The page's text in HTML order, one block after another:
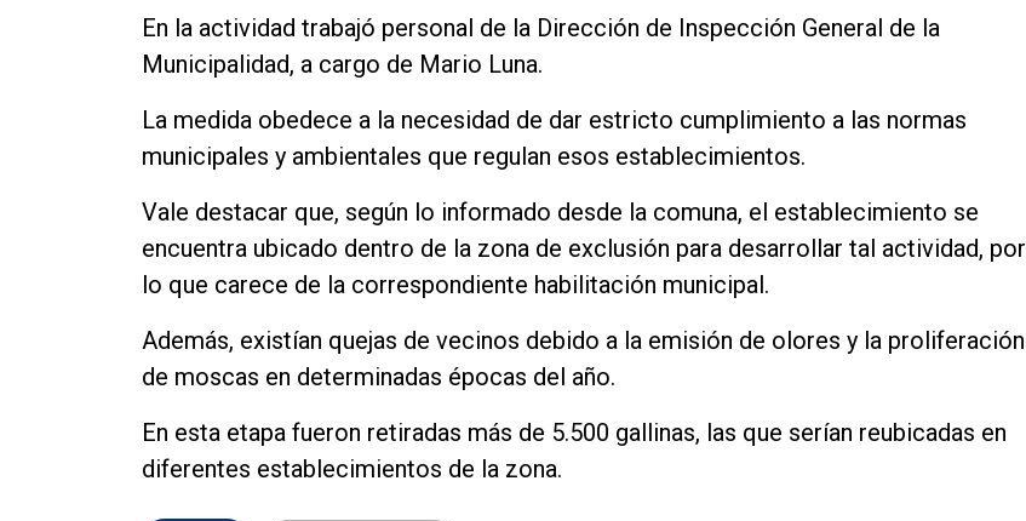
Nosotros
Contacto
En la actividad trabajó personal de la Dirección de Inspección General de la
Municipalidad, a cargo de Mario Luna.
La medida obedece a la necesidad de dar estricto cumplimiento a las normas
municipales y ambientales que regulan esos establecimientos.
Vale destacar que, según lo informado desde la comuna, el establecimiento se
encuentra ubicado dentro de la zona de exclusión para desarrollar tal actividad, por
lo que carece de la correspondiente habilitación municipal.
Además, existían quejas de vecinos debido a la emisión de olores y la proliferación
de moscas en determinadas épocas del año.
En esta etapa fueron retiradas más de 5.500 gallinas, las que serían reubicadas en
diferentes establecimientos de la zona.